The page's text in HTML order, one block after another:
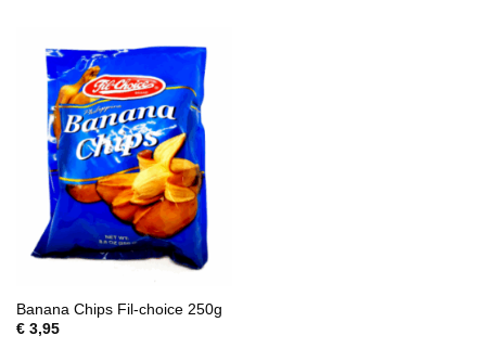
Banana Chips Fil-choice 250g
€3,95